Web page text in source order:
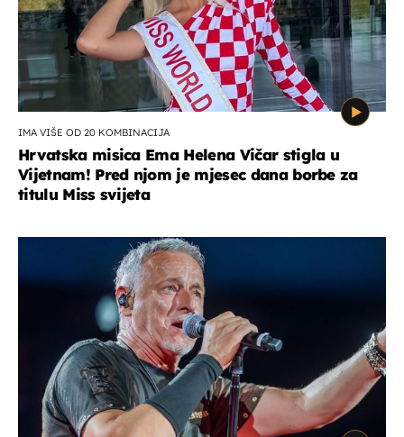
IMA VIŠE OD 20 KOMBINACIJA
Hrvatska misica Ema Helena Vičar stigla u
Vijetnam! Pred njom je mjesec dana borbe za
titulu Miss svijeta